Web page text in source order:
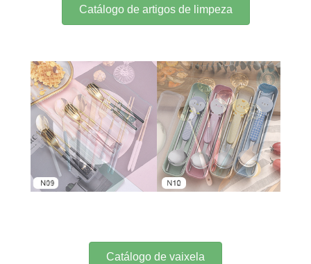
Catálogo de artigos de limpeza
Catálogo de vaixela